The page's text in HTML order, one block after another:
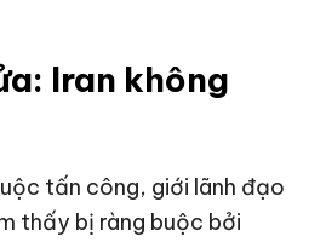
Iran không
tấn công, giới lãnh đạo
thấy bị ràng buộc bởi